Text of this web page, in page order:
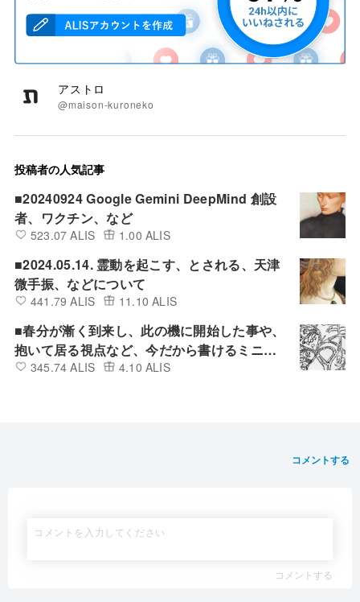
アストロ
@maison-kuroneko
投稿者の人気記事
■20240924 Google Gemini DeepMind 創設
者、ワクチン、など
523.07 ALIS 1.00 ALIS
■2024.05.14. 霊動を起こす、とされる、天津
微手振、などについて
441.79 ALIS 11.10 ALIS
■春分が漸く到来し、此の機に開始した事や、
抱いて居る視点など、今だから書けるミニ雑
記的備忘録。
345.74 ALIS 4.10 ALIS
コメントする
コメントする